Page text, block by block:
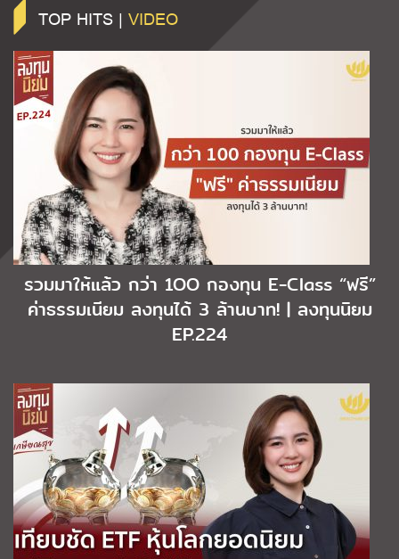
TOP HITS | VIDEO
รวมมาให้แล้ว กว่า 1OO กองทุน E-Class “ฟรี”
ค่าธรรมเนียม ลงทุนได้ 3 ล้านบาท! | ลงทุนนิยม
EP.224